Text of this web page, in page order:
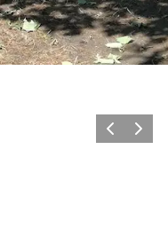
ZurückWeiter